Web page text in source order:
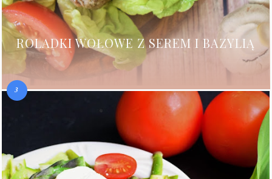
ROLADKI WOŁOWE Z SEREM I BAZYLIĄ